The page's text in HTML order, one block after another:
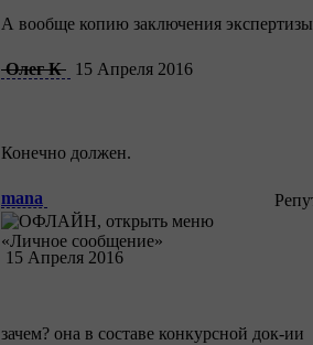
А вообще копию заключения
Олег К 15 Апреля 2016
Конечно должен.
mana
15 Апреля 2016
зачем? она в составе конкурсной док-ии